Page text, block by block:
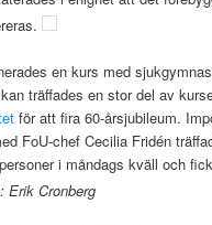
en kurs med
träffades en stor del av
för att fira 60-årsjubileum.
FoU-chef Cecilia Fridén
i måndags kväll och
Erik Cronberg